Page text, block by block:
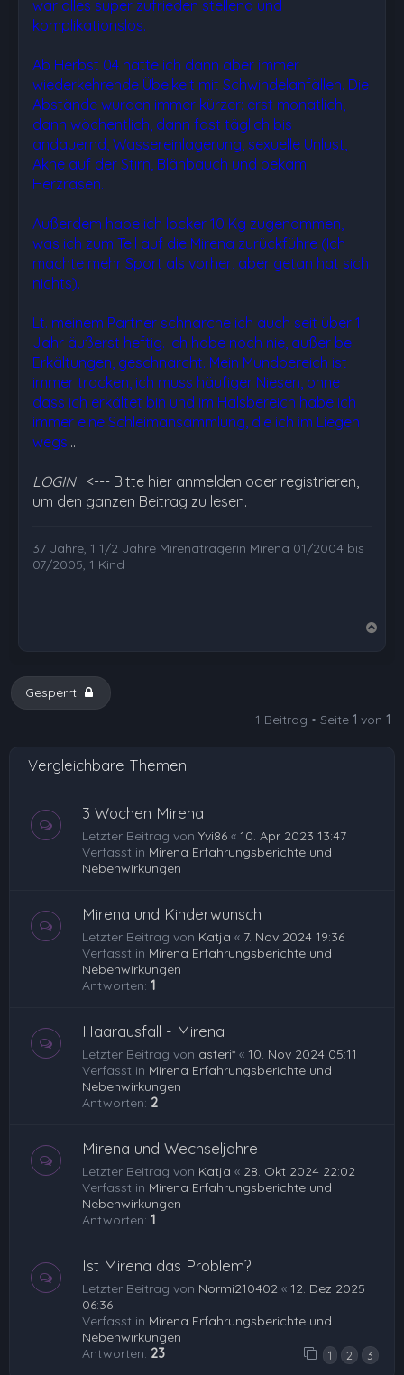
war alles super zufrieden stellend und
komplikationslos.
Ab Herbst 04 hatte ich dann aber immer
wiederkehrende Übelkeit mit Schwindelanfällen. Die
Abstände wurden immer kürzer: erst monatlich,
dann wöchentlich, dann fast täglich bis
andauernd, Wassereinlagerung, sexuelle Unlust,
Akne auf der Stirn, Blähbauch und bekam
Herzrasen.
Außerdem habe ich locker 10 Kg zugenommen,
was ich zum Teil auf die Mirena zurückführe (Ich
machte mehr Sport als vorher, aber getan hat sich
nichts).
Lt. meinem Partner schnarche ich auch seit über 1
Jahr äußerst heftig. Ich habe noch nie, außer bei
Erkältungen, geschnarcht. Mein Mundbereich ist
immer trocken, ich muss häufiger Niesen, ohne
dass ich erkältet bin und im Halsbereich habe ich
immer eine Schleimansammlung, die ich im Liegen
wegs…
LOGIN <--- Bitte hier anmelden oder registrieren,
um den ganzen Beitrag zu lesen.
37 Jahre, 1 1/2 Jahre Mirenaträgerin Mirena 01/2004 bis
07/2005, 1 Kind
b
Gesperrt
1 Beitrag • Seite 1 von 1
Vergleichbare Themen
3 Wochen Mirena
Letzter Beitrag von Yvi86 « 10. Apr 2023 13:47
Verfasst in Mirena Erfahrungsberichte und
Nebenwirkungen
Mirena und Kinderwunsch
Letzter Beitrag von Katja « 7. Nov 2024 19:36
Verfasst in Mirena Erfahrungsberichte und
Nebenwirkungen
Antworten: 1
Haarausfall - Mirena
Letzter Beitrag von asteri* « 10. Nov 2024 05:11
Verfasst in Mirena Erfahrungsberichte und
Nebenwirkungen
Antworten: 2
Mirena und Wechseljahre
Letzter Beitrag von Katja « 28. Okt 2024 22:02
Verfasst in Mirena Erfahrungsberichte und
Nebenwirkungen
Antworten: 1
Ist Mirena das Problem?
Letzter Beitrag von Normi210402 « 12. Dez 2025
06:36
Verfasst in Mirena Erfahrungsberichte und
Nebenwirkungen
Antworten: 23 1 2 3